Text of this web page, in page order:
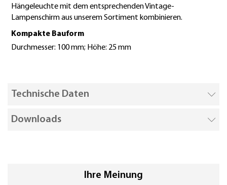
Hängeleuchte mit dem entsprechenden Vintage-
Lampenschirm aus unserem Sortiment kombinieren.
Kompakte Bauform
Durchmesser: 100 mm; Höhe: 25 mm
Technische Daten
Downloads
Ihre Meinung